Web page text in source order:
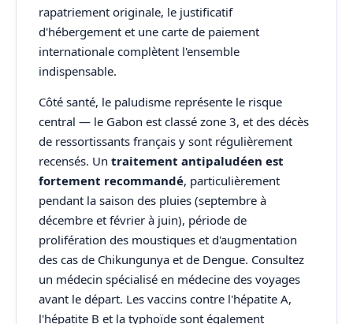
rapatriement originale, le justificatif
d'hébergement et une carte de paiement
internationale complètent l'ensemble
indispensable.
Côté santé, le paludisme représente le risque
central — le Gabon est classé zone 3, et des décès
de ressortissants français y sont régulièrement
recensés. Un traitement antipaludéen est
fortement recommandé, particulièrement
pendant la saison des pluies (septembre à
décembre et février à juin), période de
prolifération des moustiques et d'augmentation
des cas de Chikungunya et de Dengue. Consultez
un médecin spécialisé en médecine des voyages
avant le départ. Les vaccins contre l'hépatite A,
l'hépatite B et la typhoïde sont également